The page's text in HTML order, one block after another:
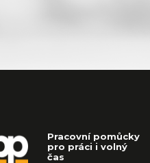
Pracovní pomůcky
pro práci i volný
čas